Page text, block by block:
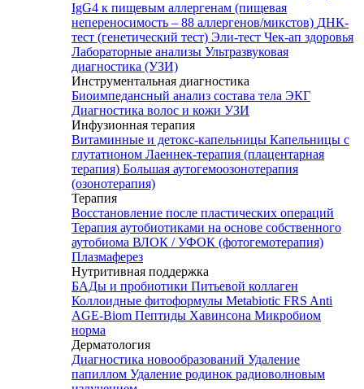
IgG4 к пищевым аллергенам (пищевая
непереносимость – 88 аллергенов/микстов) ДНК-
тест (генетический тест) Эли-тест Чек-ап здоровья
Лабораторные анализы Ультразвуковая
диагностика (УЗИ)
Инструментальная диагностика
Биоимпедансный анализ состава тела ЭКГ
Диагностика волос и кожи УЗИ
Инфузионная терапия
Витаминные и детокс-капельницы Капельницы с
глутатионом Лаеннек-терапия (плацентарная
терапия) Большая аутогемоозонотерапия
(озонотерапия)
Терапия
Восстановление после пластических операций
Терапия аутобиотиками на основе собственного
аутобиома ВЛОК / УФОК (фотогемотерапия)
Плазмаферез
Нутритивная поддержка
БАДы и пробиотики Питьевой коллаген
Коллоидные фитоформулы Metabiotic FRS Anti
AGE-Biom Пептиды Хавинсона Микробиом
норма
Дерматология
Диагностика новообразований Удаление
папиллом Удаление родинок радиоволновым